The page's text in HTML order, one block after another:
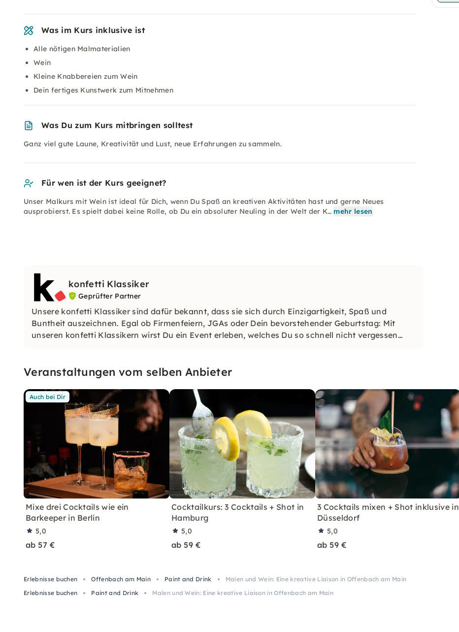
Was im Kurs inklusive ist
Alle nötigen Malmaterialien
Wein
Kleine Knabbereien zum Wein
Dein fertiges Kunstwerk zum Mitnehmen
Was Du zum Kurs mitbringen solltest
Ganz viel gute Laune, Kreativität und Lust, neue Erfahrungen zu sammeln.
Für wen ist der Kurs geeignet?
Unser Malkurs mit Wein ist ideal für Dich, wenn Du Spaß an kreativen Aktivitäten hast und gerne Neues
ausprobierst. Es spielt dabei keine Rolle, ob Du ein absoluter Neuling in der Welt der K… mehr lesen
konfetti Klassiker
Geprüfter Partner
Unsere konfetti Klassiker sind dafür bekannt, dass sie sich durch Einzigartigkeit, Spaß und
Buntheit auszeichnen. Egal ob Firmenfeiern, JGAs oder Dein bevorstehender Geburtstag: Mit
unseren konfetti Klassikern wirst Du ein Event erleben, welches Du so schnell nicht vergessen
Veranstaltungen vom selben Anbieter
Auch bei Dir
Mixe drei Cocktails wie ein
Barkeeper in Berlin
5,0
ab 57 €
Cocktailkurs: 3 Cocktails + Shot in
Hamburg
5,0
ab 59 €
3 Cocktails mixen + Shot inklusive in
Düsseldorf
5,0
ab 59 €
Erlebnisse buchen Offenbach am Main Paint and Drink
Malen und Wein: Eine kreative Liaison in Offenbach am Main
Erlebnisse buchen
Paint and Drink Malen und Wein: Eine kreative Liaison in Offenbach am Main